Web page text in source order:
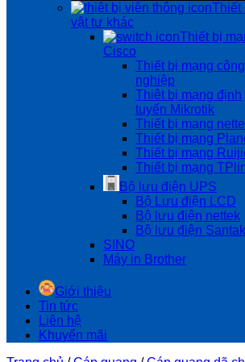
Thiết
vật tư khác
Thiết bị
Cisco
Thiết bị mạng công
nghiệp
Thiêt bị mạng định
tuyến Mikrotik
Thiết bị mạng
Thiết bị mạng
Thiết bị mạng
Thiết bị mạng
Bộ lưu điện UPS
Bộ Lưu điện LCD
Bộ lưu điện nettek
Bộ lưu điện Santak
SINO
Máy in Brother
Giới thiệu
Tin tức
Liên hệ
Khuyến mãi